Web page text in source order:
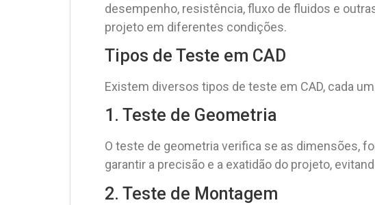
desempenho, resistência, fluxo de fluidos e
projeto em diferentes condições.
Tipos de Teste em CAD
Existem diversos tipos de teste em CAD, cada
1. Teste de Geometria
O teste de geometria verifica se as dimensões,
garantir a precisão e a exatidão do projeto,
2. Teste de Montagem